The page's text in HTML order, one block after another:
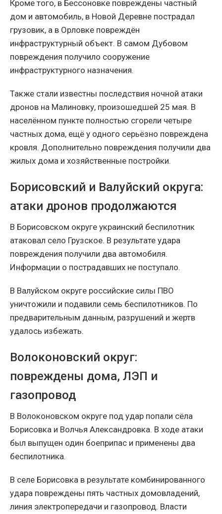
Кроме того, в Бессоновке повреждены частный
дом и автомобиль, в Новой Деревне пострадал
грузовик, а в Орловке повреждён
инфраструктурный объект. В самом Дубовом
повреждения получило сооружение
инфраструктурного назначения.
Также стали известны последствия ночной атаки
дронов на Малиновку, произошедшей 25 мая. В
населённом пункте полностью сгорели четыре
частных дома, ещё у одного серьёзно повреждена
кровля. Дополнительно повреждения получили два
жилых дома и хозяйственные постройки.
Борисовский и Валуйский округа:
атаки дронов продолжаются
В Борисовском округе украинский беспилотник
атаковал село Грузское. В результате удара
повреждения получили два автомобиля.
Информации о пострадавших не поступало.
В Валуйском округе российские силы ПВО
уничтожили и подавили семь беспилотников. По
предварительным данным, разрушений и жертв
удалось избежать.
Волоконовский округ:
повреждены дома, ЛЭП и
газопровод
В Волоконовском округе под удар попали сёла
Борисовка и Волчья Александровка. В ходе атаки
был выпущен один боеприпас и применены два
беспилотника.
В селе Борисовка в результате комбинированного
удара повреждены пять частных домовладений,
линия электропередачи и газопровод. Власти